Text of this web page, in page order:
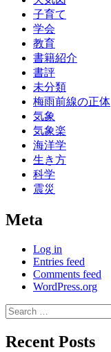
子育て
学会
教育
書籍紹介
書評
未分類
梅雨前線の正体
気象
気象楽
海洋学
生き方
科学
震災
Meta
Log in
Entries feed
Comments feed
WordPress.org
Search
for:
Recent Posts